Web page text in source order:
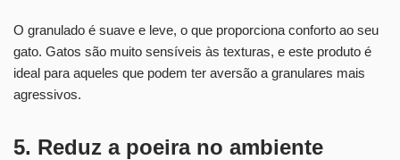
O granulado é suave e leve, o que proporciona conforto ao seu
gato. Gatos são muito sensíveis às texturas, e este produto é
ideal para aqueles que podem ter aversão a granulares mais
agressivos.
5. Reduz a poeira no ambiente